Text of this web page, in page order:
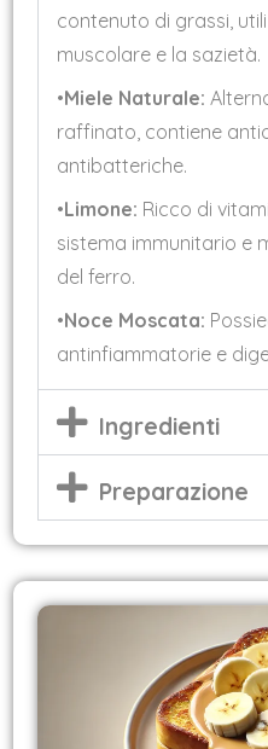
contenuto di grassi,
muscolare e la sazietà.
•Miele Naturale:
raffinato, contiene
antibatteriche.
•Limone: Ricco di
sistema immunitario e
del ferro.
•Noce Moscata:
antinfiammatorie e
Ingredienti
Preparazione